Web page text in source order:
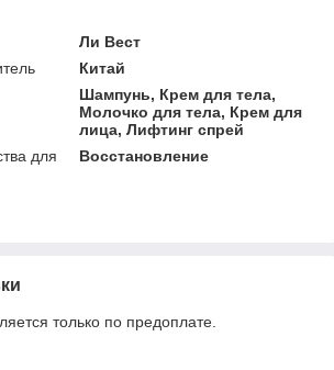
Ли Вест
Китай
Шампунь, Крем для тела,
Молочко для тела, Крем для
лица, Лифтинг спрей
для
Восстановление
только по предоплате.